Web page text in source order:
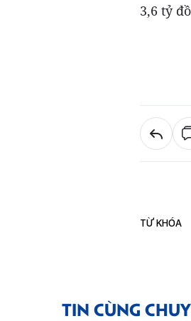
3,6 tỷ
TỪ KHÓA
TIN CÙNG